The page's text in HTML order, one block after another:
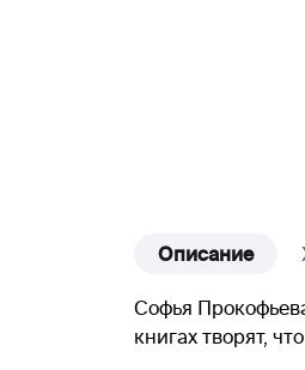
Описание
Софья
книгах творят,